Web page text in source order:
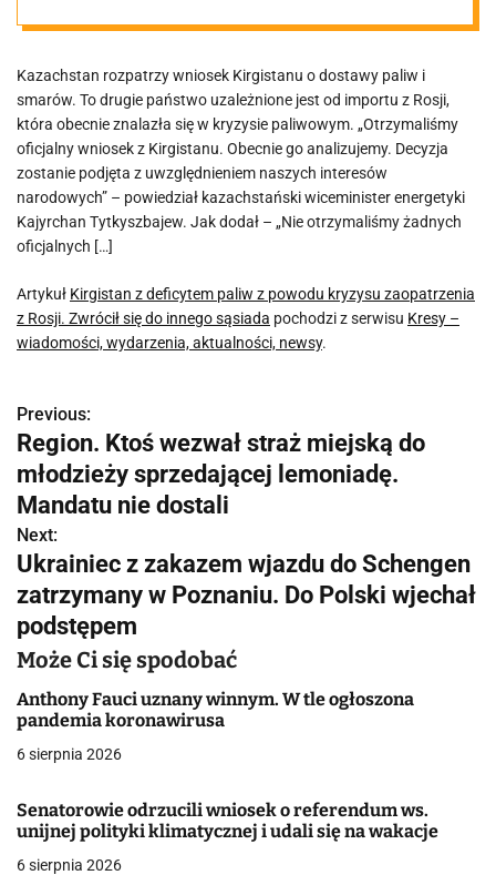
zaopatrzenia z
Rosji. Zwrócił
się do innego
sąsiada
Kazachstan rozpatrzy wniosek Kirgistanu o dostawy paliw i
smarów. To drugie państwo uzależnione jest od importu z Rosji,
która obecnie znalazła się w kryzysie paliwowym. „Otrzymaliśmy
oficjalny wniosek z Kirgistanu. Obecnie go analizujemy. Decyzja
zostanie podjęta z uwzględnieniem naszych interesów
narodowych” – powiedział kazachstański wiceminister energetyki
Kajyrchan Tytkyszbajew. Jak dodał – „Nie otrzymaliśmy żadnych
oficjalnych […]
Artykuł Kirgistan z deficytem paliw z powodu kryzysu zaopatrzenia
z Rosji. Zwrócił się do innego sąsiada pochodzi z serwisu Kresy –
wiadomości, wydarzenia, aktualności, newsy.
N
a
w
i
g
a
c
j
a
w
p
Previous:
Region. Ktoś wezwał straż miejską do
młodzieży sprzedającej lemoniadę.
Mandatu nie dostali
Next:
Ukrainiec z zakazem wjazdu do Schengen
zatrzymany w Poznaniu. Do Polski wjechał
podstępem
Może Ci się spodobać
Anthony Fauci uznany winnym. W tle ogłoszona
pandemia koronawirusa
6 sierpnia 2026
Senatorowie odrzucili wniosek o referendum ws.
unijnej polityki klimatycznej i udali się na wakacje
6 sierpnia 2026